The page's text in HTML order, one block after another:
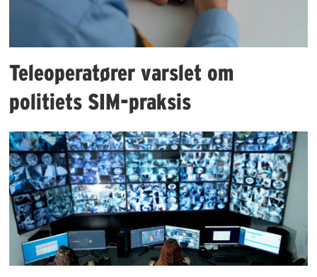
Teleoperatører varslet om
politiets SIM-praksis